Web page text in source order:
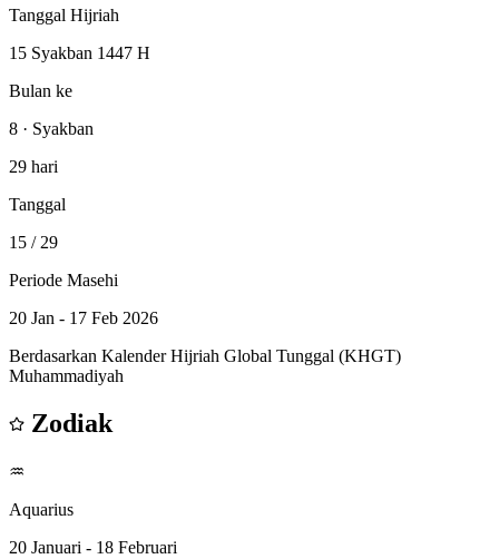
Tanggal Hijriah
15 Syakban 1447 H
Bulan ke
8 · Syakban
29 hari
Tanggal
15 / 29
Periode Masehi
20 Jan - 17 Feb 2026
Berdasarkan Kalender Hijriah Global Tunggal (KHGT)
Muhammadiyah
Zodiak
♒
Aquarius
20 Januari - 18 Februari